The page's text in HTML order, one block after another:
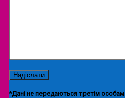
*Дані не передаються третім особам